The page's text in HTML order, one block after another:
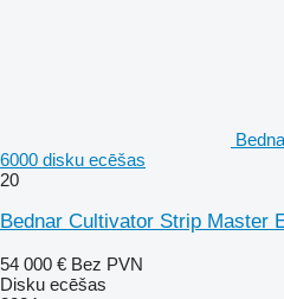
6000 disku ecēšas
20
Bednar Cultivator Strip Master
54 000 € Bez PVN
Disku ecēšas